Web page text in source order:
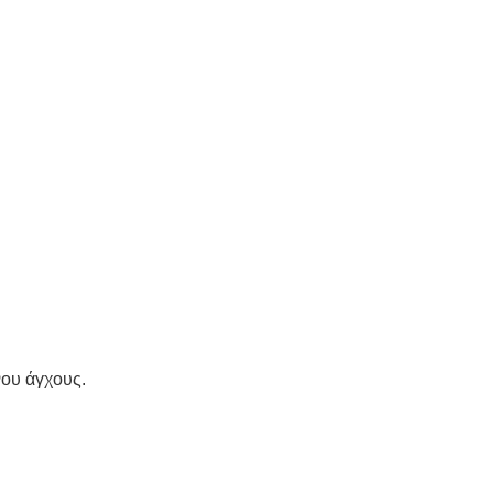
άγχους.